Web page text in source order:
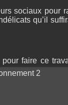
sociaux pour
qu’il
faire ce